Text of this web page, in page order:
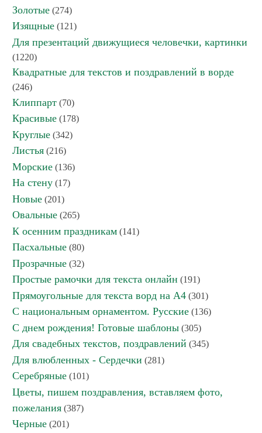
Золотые (274)
Изящные (121)
Для презентаций движущиеся человечки, картинки
(1220)
Квадратные для текстов и поздравлений в ворде
(246)
Клиппарт (70)
Красивые (178)
Круглые (342)
Листья (216)
Морские (136)
На стену (17)
Новые (201)
Овальные (265)
К осенним праздникам (141)
Пасхальные (80)
Прозрачные (32)
Простые рамочки для текста онлайн (191)
Прямоугольные для текста ворд на А4 (301)
С национальным орнаментом. Русские (136)
С днем рождения! Готовые шаблоны (305)
Для свадебных текстов, поздравлений (345)
Для влюбленных - Сердечки (281)
Серебряные (101)
Цветы, пишем поздравления, вставляем фото,
пожелания (387)
Черные (201)